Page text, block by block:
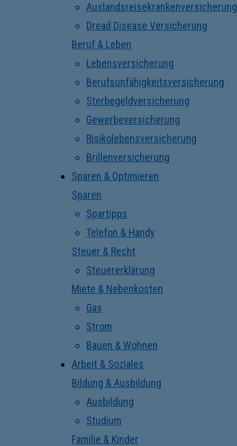
Auslandsreisekrankenversicherung
Dread Disease Versicherung
Beruf & Leben
Lebensversicherung
Berufsunfähigkeitsversicherung
Sterbegeldversicherung
Gewerbeversicherung
Risikolebensversicherung
Brillenversicherung
Sparen & Optimieren
Sparen
Spartipps
Telefon & Handy
Steuer & Recht
Steuererklärung
Miete & Nebenkosten
Gas
Strom
Bauen & Wohnen
Arbeit & Soziales
Bildung & Ausbildung
Ausbildung
Studium
Familie & Kinder